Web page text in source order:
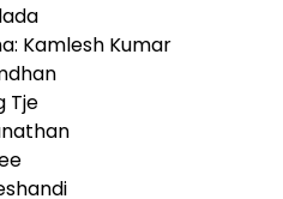
Kamlesh Kumar
Tje